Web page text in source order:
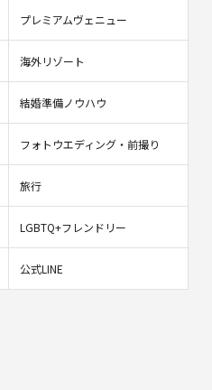
プレミアムヴェニュー
海外リゾート
結婚準備ノウハウ
フォトウエディング・前撮り
旅行
LGBTQ+フレンドリー
公式LINE